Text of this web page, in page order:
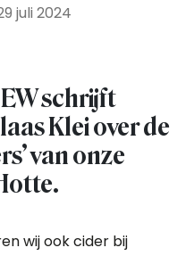
juli 2024
schrijft
Klei over de
van onze
wij ook cider bij